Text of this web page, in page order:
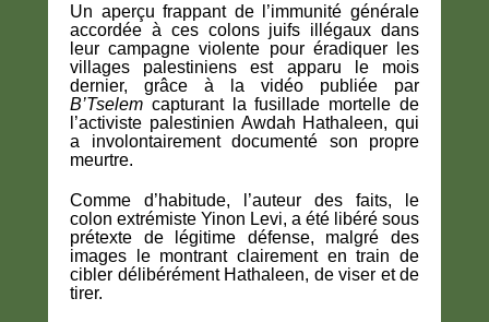
Un aperçu frappant de l’immunité générale
accordée à ces colons juifs illégaux dans
leur campagne violente pour éradiquer les
villages palestiniens est apparu le mois
dernier, grâce à la vidéo publiée par
B’Tselem capturant la fusillade mortelle de
l’activiste palestinien Awdah Hathaleen, qui
a involontairement documenté son propre
meurtre.
Comme d’habitude, l’auteur des faits, le
colon extrémiste Yinon Levi, a été libéré sous
prétexte de légitime défense, malgré des
images le montrant clairement en train de
cibler délibérément Hathaleen, de viser et de
tirer.